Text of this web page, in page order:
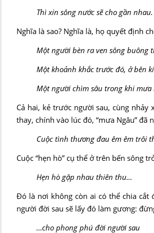
Thì xin sông nước sẽ cho gần
Nghĩa là sao? Nghĩa là, họ quyết định
Một người bèn ra ven sông buông
Một khoảnh khắc trước đó, ở bên
Một người chìm sâu trong khi
Cả hai, kẻ trước người sau, cùng
thay, chính vào lúc đó, “mưa Ngâu”
Cuộc tình thương đau êm êm trôi
Cuộc “hẹn hò” cụ thể ở trên bến sông
Hẹn hò gặp nhau thiên thu…
Đó là nơi không còn ai có thể chia cắt
người đời sau sẽ lấy đó làm gương:
…cho phong phú đời người sau